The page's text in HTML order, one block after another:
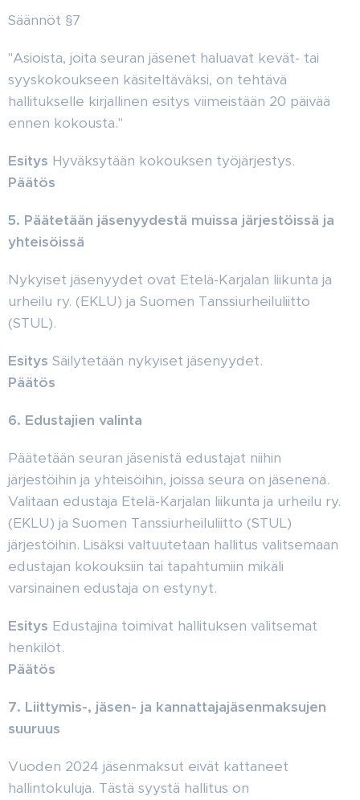
Säännöt §7
"Asioista, joita seuran jäsenet haluavat kevät- tai
syyskokoukseen käsiteltäväksi, on tehtävä
hallitukselle kirjallinen esitys viimeistään 20 päivää
ennen kokousta."
Esitys Hyväksytään kokouksen työjärjestys.
Päätös
5. Päätetään jäsenyydestä muissa järjestöissä ja
yhteisöissä
Nykyiset jäsenyydet ovat Etelä-Karjalan liikunta ja
urheilu ry. (EKLU) ja Suomen Tanssiurheiluliitto
(STUL).
Esitys Säilytetään nykyiset jäsenyydet.
Päätös
6. Edustajien valinta
Päätetään seuran jäsenistä edustajat niihin
järjestöihin ja yhteisöihin, joissa seura on jäsenenä.
Valitaan edustaja Etelä-Karjalan liikunta ja urheilu ry.
(EKLU) ja Suomen Tanssiurheiluliitto (STUL)
järjestöihin. Lisäksi valtuutetaan hallitus valitsemaan
edustajan kokouksiin tai tapahtumiin mikäli
varsinainen edustaja on estynyt.
Esitys Edustajina toimivat hallituksen valitsemat
henkilöt.
Päätös
7. Liittymis-, jäsen- ja kannattajajäsenmaksujen
suuruus
Vuoden 2024 jäsenmaksut eivät kattaneet
hallintokuluja. Tästä syystä hallitus on